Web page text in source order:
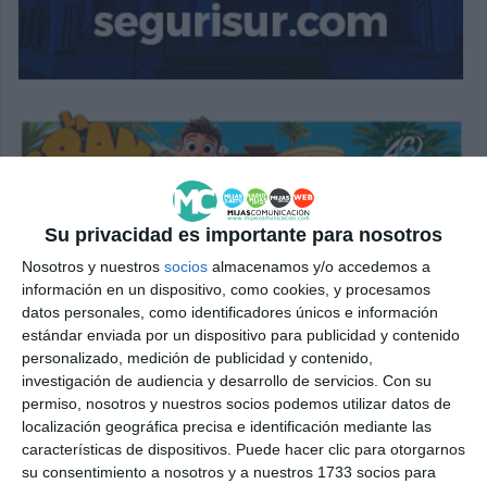
Su privacidad es importante para nosotros
Nosotros y nuestros socios almacenamos y/o accedemos a
información en un dispositivo, como cookies, y procesamos
datos personales, como identificadores únicos e información
estándar enviada por un dispositivo para publicidad y contenido
personalizado, medición de publicidad y contenido,
investigación de audiencia y desarrollo de servicios. Con su
permiso, nosotros y nuestros socios podemos utilizar datos de
localización geográfica precisa e identificación mediante las
características de dispositivos. Puede hacer clic para otorgarnos
su consentimiento a nosotros y a nuestros 1733 socios para